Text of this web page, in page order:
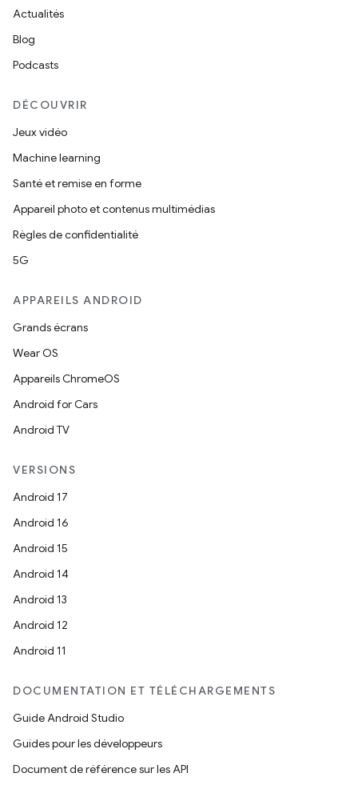
Actualités
Blog
Podcasts
DÉCOUVRIR
Jeux vidéo
Machine learning
Santé et remise en forme
Appareil photo et contenus multimédias
Règles de confidentialité
5G
APPAREILS ANDROID
Grands écrans
Wear OS
Appareils ChromeOS
Android for Cars
Android TV
VERSIONS
Android 17
Android 16
Android 15
Android 14
Android 13
Android 12
Android 11
DOCUMENTATION ET TÉLÉCHARGEMENTS
Guide Android Studio
Guides pour les développeurs
Document de référence sur les API